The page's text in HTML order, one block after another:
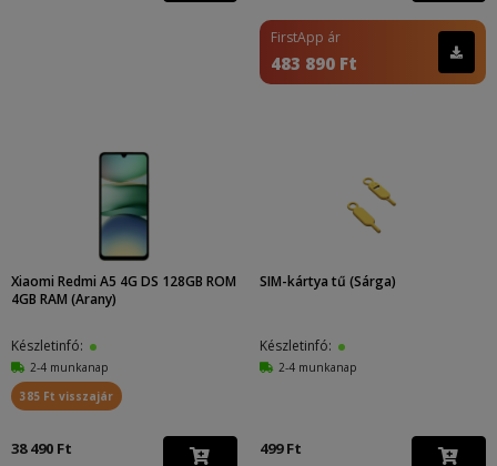
FirstApp ár
483 890 Ft
Xiaomi Redmi A5 4G DS 128GB ROM
4GB RAM (Arany)
Készletinfó:
2-4 munkanap
385 Ft visszajár
38 490 Ft
SIM-kártya tű (Sárga)
Készletinfó:
2-4 munkanap
499 Ft